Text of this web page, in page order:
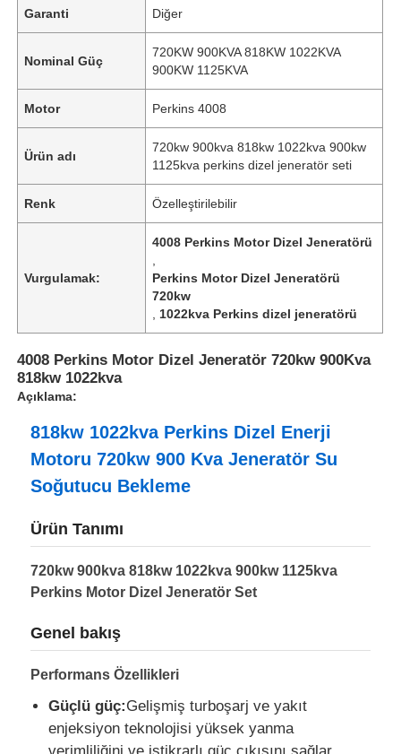
Ana sayfa
Hakkımızda
Garanti Diğer
Nominal Güç
720KW 900KVA 818KW 1022KVA
900KW 1125KVA
Motor Perkins 4008
Ürün adı
720kw 900kva 818kw 1022kva 900kw
1125kva perkins dizel jeneratör seti
Renk Özelleştirilebilir
Vurgulamak:
4008 Perkins Motor Dizel Jeneratörü
Perkins Motor Dizel Jeneratörü
720kw
1022kva Perkins dizel jeneratörü
4008 Perkins Motor Dizel Jeneratör 720kw 900Kva
818kw 1022kva
Açıklama:
818kw 1022kva Perkins Dizel Enerji
Motoru 720kw 900 Kva Jeneratör Su
Soğutucu Bekleme
Ürün Tanımı
720kw 900kva 818kw 1022kva 900kw 1125kva
Perkins Motor Dizel Jeneratör Set
Genel bakış
Performans Özellikleri
Güçlü güç:Gelişmiş turboşarj ve yakıt
enjeksiyon teknolojisi yüksek yanma
verimliliğini ve istikrarlı güç çıkışını sağlar